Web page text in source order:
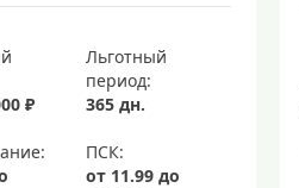
карты для совершения покупок
₽
Льготный
период:
365 дн.